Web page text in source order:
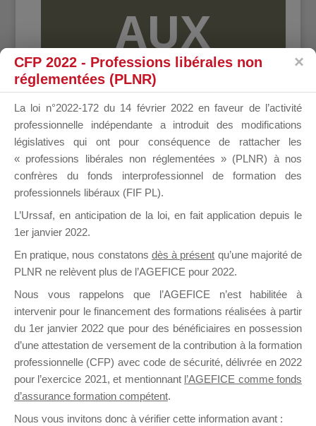
AUX
DE
il y a 16 heures
formation. Il accueille également les Conseillers
CFP 2022 - Professions libérales non
réglementées (PLNR)
La loi n°2022-172 du 14 février 2022 en faveur de l’activité
professionnelle indépendante a introduit des modifications
législatives qui ont pour conséquence de rattacher les
« professions libérales non réglementées » (PLNR) à nos
confrères du fonds interprofessionnel de formation des
professionnels libéraux (FIF PL).
L’Urssaf, en anticipation de la loi, en fait application depuis le
1er janvier 2022.
En pratique, nous constatons dès à présent qu’une majorité de
PLNR ne relèvent plus de l’AGEFICE pour 2022.
Nous vous rappelons que l’AGEFICE n’est habilitée à
intervenir pour le financement des formations réalisées à partir
du 1er janvier 2022 que pour des bénéficiaires en possession
d’une attestation de versement de la contribution à la formation
professionnelle (CFP) avec code de sécurité, délivrée en 2022
pour l’exercice 2021, et mentionnant l’AGEFICE comme fonds
d’assurance formation compétent.
Nous vous invitons donc à vérifier cette information avant :